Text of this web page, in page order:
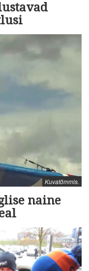
Kuvatõmmis.
naine